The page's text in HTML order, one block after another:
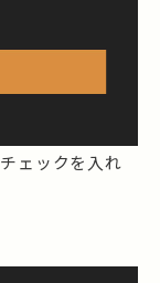
ェックを入れ